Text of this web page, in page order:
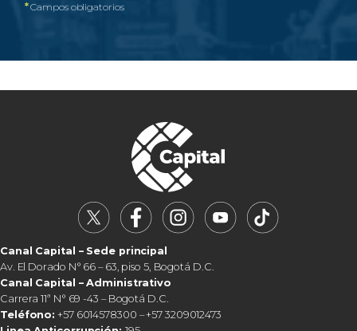
*Campos obligatorios
Canal Capital – Sede principal
Av. El Dorado N° 66 – 63, piso 5, Bogotá D.C.
Canal Capital – Administrativo
Carrera 11ª N° 69 -43 – Bogotá D.C.
Teléfono: +57 6014578300 – +57 3209012473